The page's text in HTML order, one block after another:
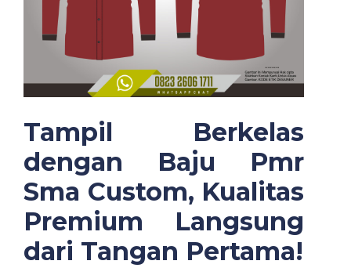
Tampil Berkelas
dengan Baju Pmr
Sma Custom, Kualitas
Premium Langsung
dari Tangan Pertama!